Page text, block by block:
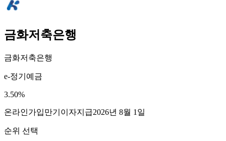
금화저축은행
금화저축은행
e-정기예금
3.50%
온라인가입만기이자지급2026년 8월 1일
순위 선택